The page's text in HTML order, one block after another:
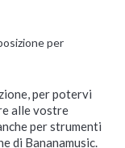
per
per potervi
alle vostre
per strumenti
di Bananamusic.